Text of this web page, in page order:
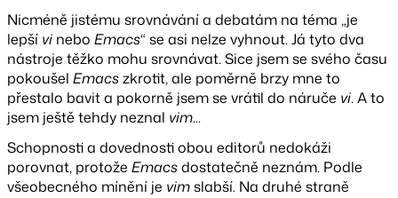
Nicméně jistému srovnávání a debatám na téma „je
lepší vi nebo Emacs“ se asi nelze vyhnout. Já tyto dva
nástroje těžko mohu srovnávat. Sice jsem se svého času
pokoušel Emacszkrotit, ale poměrně brzy mne to
přestalo bavit a pokorně jsem se vrátil do náruče vi. A to
jsem ještě tehdy neznal vim...
Schopnosti a dovednosti obou editorů nedokáži
porovnat, protože Emacsdostatečně neznám. Podle
všeobecného mínění je vimslabší. Na druhé straně